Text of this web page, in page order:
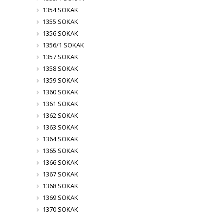
1354 SOKAK
1355 SOKAK
1356 SOKAK
1356/1 SOKAK
1357 SOKAK
1358 SOKAK
1359 SOKAK
1360 SOKAK
1361 SOKAK
1362 SOKAK
1363 SOKAK
1364 SOKAK
1365 SOKAK
1366 SOKAK
1367 SOKAK
1368 SOKAK
1369 SOKAK
1370 SOKAK